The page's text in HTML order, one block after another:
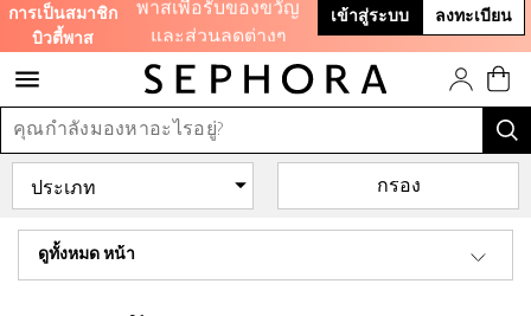
การเป็นสมาชิก
บิวตี้พาส
และส่วนลดต่างๆ
รับฟรี 50 คะแนน เมื่อ
สมัครสมาชิก
และสิทธิะิเศษอีก
มากมาย!
เข้าสู่ระบบ ลงทะเบียน
ดูทั้งหมด หน้า
กรอง